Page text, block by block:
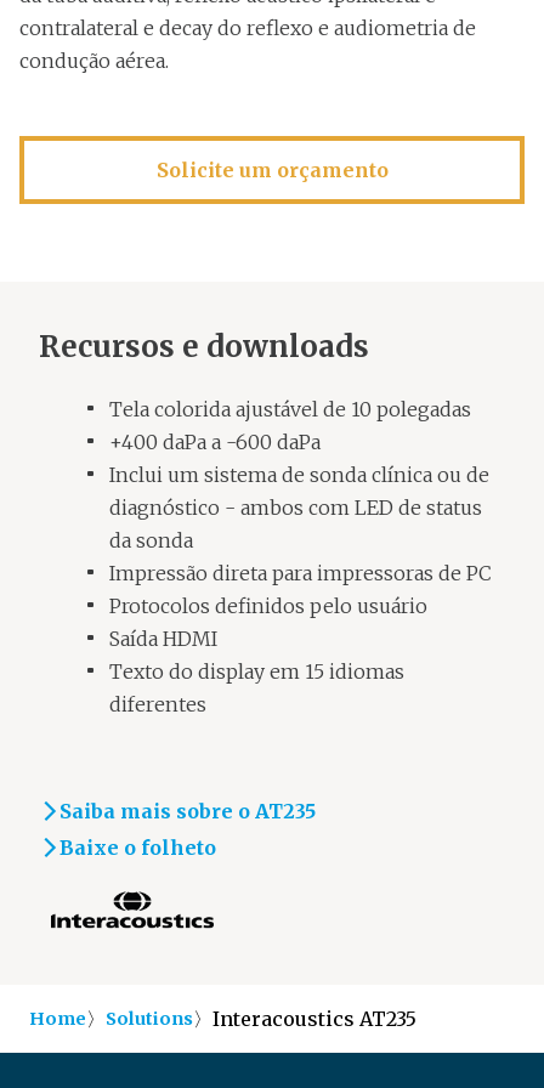
contralateral e decay do reflexo e audiometria de
condução aérea.
Solicite um orçamento
Recursos e downloads
Tela colorida ajustável de 10 polegadas
+400 daPa a -600 daPa
Inclui um sistema de sonda clínica ou de
diagnóstico - ambos com LED de status
da sonda
Impressão direta para impressoras de PC
Protocolos definidos pelo usuário
Saída HDMI
Texto do display em 15 idiomas
diferentes
Saiba mais sobre o AT235
Baixe o folheto
Home〉 Solutions〉 Interacoustics AT235